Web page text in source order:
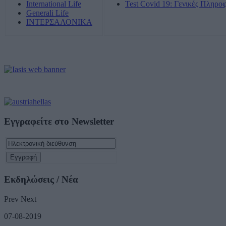
International Life
Generali Life
ΙΝΤΕΡΣΑΛΟΝΙΚΑ
Test Covid 19: Γενικές
Εγγραφείτε στο Newsletter
Εκδηλώσεις / Νέα
Prev Next
07-08-2019